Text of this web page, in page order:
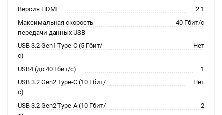
Версия HDMI
2.1
Максимальная скорость
передачи данных USB
40 Гбит/с
USB 3.2 Gen1 Type-C (5 Гбит/
с)
Нет
USB4 (до 40 Гбит/с)
1
USB 3.2 Gen2 Type-C (10 Гбит/
с)
Нет
USB 3.2 Gen2 Type-A (10 Гбит/
2